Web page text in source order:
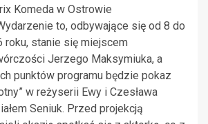
Komeda w Ostrowie
to, odbywające się od 8 do
roku, stanie się miejscem
Jerzego Maksymiuka, a
punktów programu będzie pokaz
w reżyserii Ewy i Czesława
Seniuk. Przed projekcją